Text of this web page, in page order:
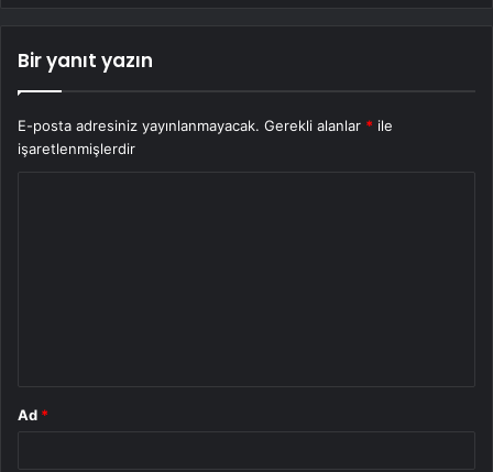
Bir yanıt yazın
E-posta adresiniz yayınlanmayacak. Gerekli alanlar * ile
işaretlenmişlerdir
Ad *